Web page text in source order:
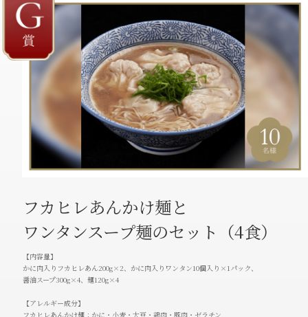
フカヒレあんかけ麺と
ワンタンスープ麺のセット（4⾷）
【内容量】
かに肉入りフカヒレあん200g×2、かに肉入りワンタン10個入り×1パック、
醤油スープ300g×4、麺120g×4
【アレルギー成分】
フカヒレあんかけ麺：かに・小麦・大豆・鶏肉・豚肉・ゼラチン